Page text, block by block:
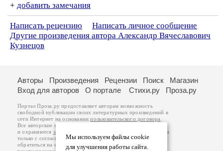
+ добавить замечания
Написать рецензию
Написать личное сообщение
Другие произведения автора Александр Вячеславович
Кузнецов
Мы используем файлы cookie
для улучшения работы сайта.
Авторы Произведения Рецензии Поиск
Магазин
Вход для авторов
О портале Стихи.ру Проза.ру
Портал Проза.ру предоставляет авторам возможность
свободной публикации своих литературных произведений в
сети Интернет на основаниипользовательского договора
Все авторские права на произведения принадлежат авторам
и охраняются законом
. Перепечатка произведений возможна
только с согласия его автора, к которому вы можете
обратиться на его авторской странице. Ответственность за